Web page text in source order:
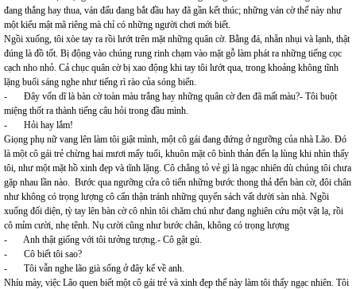
đang thắng hay thua, ván đấu đang bắt đầu hay đã gần kết thúc; những ván cờ thế này như
một kiểu mật mã riêng mà chỉ có những người chơi mới biết.
Ngồi xuống, tôi xòe tay ra rồi lướt trên mặt những quân cờ. Bằng đá, nhẵn nhụi và lạnh, thật
đúng là đồ tốt. Bị động vào chúng rung rinh chạm vào mặt gỗ làm phát ra những tiếng cọc
cạch nho nhỏ. Cả chục quân cờ bị xao động khi tay tôi lướt qua, trong khoảng không tĩnh
lặng buổi sáng nghe như tiếng rì rào của sóng biển.
- Đây vốn dĩ là bàn cờ toàn màu trắng hay những quân cờ đen đã mất màu?- Tôi buột
miệng thốt ra thành tiếng câu hỏi trong đầu mình.
- Hỏi hay lắm!
Giọng phụ nữ vang lên làm tôi giật mình, một cô gái đang đứng ở ngưỡng của nhà Lão. Đó
là một cô gái trẻ chừng hai mươi mấy tuổi, khuôn mặt cô bình thản đến lạ lùng khi nhìn thấy
tôi, như một mặt hồ xinh đẹp và tĩnh lặng. Cô chẳng tỏ vẻ gì là ngạc nhiên dù chúng tôi chưa
gặp nhau lần nào. Bước qua ngưỡng cửa cô tiến những bước thong thả đến bàn cờ, đôi chân
như không có trọng lượng cô cẩn thận tránh những quyển sách vất dười sàn nhà. Ngồi
xuống đối diện, tỳ tay lên bàn cờ cô nhìn tôi chăm chú như đang nghiên cứu một vật lạ, rồi
cô mỉm cười, nhẹ tênh. Nụ cười cũng như bước chân, không có trọng lượng
- Anh thật giống với tôi tưởng tượng.- Cô gật gù.
- Cô biết tôi sao?
- Tôi vẫn nghe lão già sống ở đây kể về anh.
Nhíu mày, việc Lão quen biết một cô gái trẻ và xinh đẹp thế này làm tôi thấy ngạc nhiên. Tôi